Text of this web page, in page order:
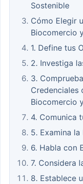
Sostenible
Cómo Elegir
Biocomercio
1. Define tus
2. Investiga
3.
Credenciales
Biocomercio
4. Comunica
5. Examina
6. Habla con
7. Considera
8. Establece